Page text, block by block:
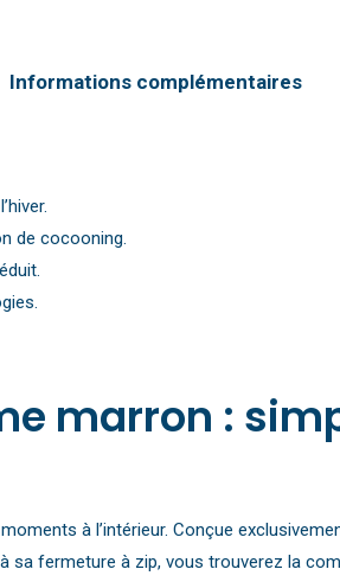
Informations complémentaires
de cocooning.
marron :
à l’intérieur. Conçue
fermeture à zip, vous trouverez la